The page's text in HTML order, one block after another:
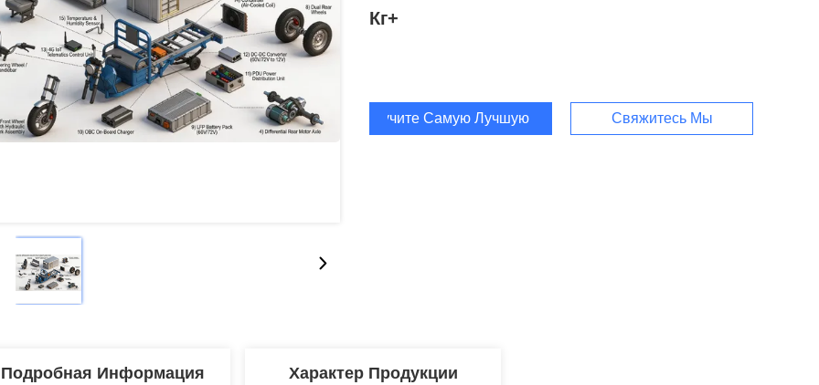
Кг+
Получите Самую Лучшую Цену Свяжитесь Мы
Подробная Информация Характер Продукции